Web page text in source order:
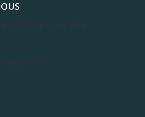
27490 Clef Vallée d'Eure